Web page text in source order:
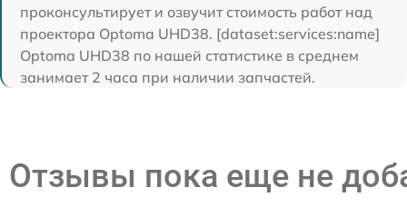
проконсультирует и озвучит стоимость работ над
проектора Optoma UHD38. [dataset:services:name]
Optoma UHD38 по нашей статистике в среднем
занимает 2 часа при наличии запчастей.
Отзывы пока еще не